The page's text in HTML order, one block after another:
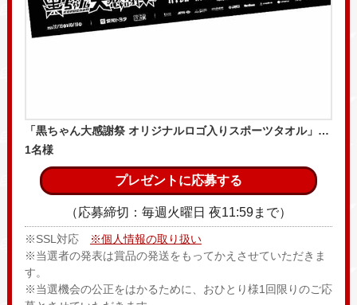
「黒ちゃん大感謝祭 オリジナルロゴ入りスポーツタオル」…
1名様
プレゼントに応募する
（応募締切：毎週火曜日 夜11:59まで）
※SSL対応
※個人情報の取り扱い
※当選者の発表は賞品の発送をもってかえさせていただきま
す。
※当選機会の公正をはかるために、おひとり様1回限りのご応